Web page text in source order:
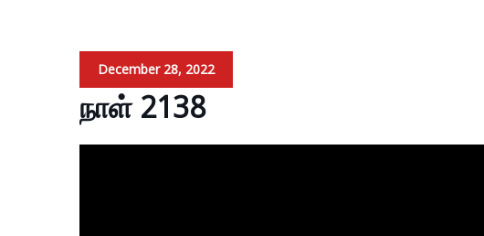
December 28, 2022
நாள் 2138